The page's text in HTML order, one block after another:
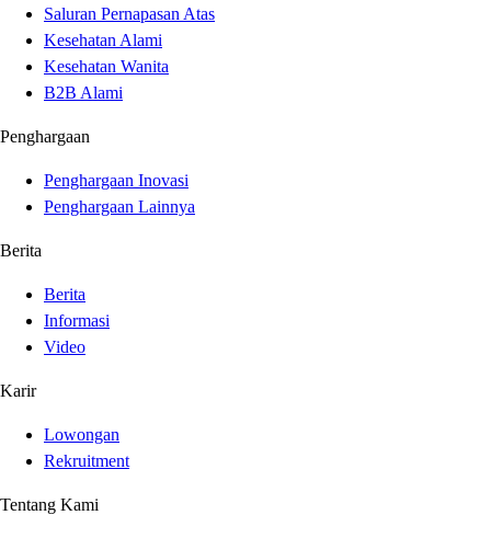
Saluran Pernapasan Atas
Kesehatan Alami
Kesehatan Wanita
B2B Alami
Penghargaan
Penghargaan Inovasi
Penghargaan Lainnya
Berita
Berita
Informasi
Video
Karir
Lowongan
Rekruitment
Tentang Kami